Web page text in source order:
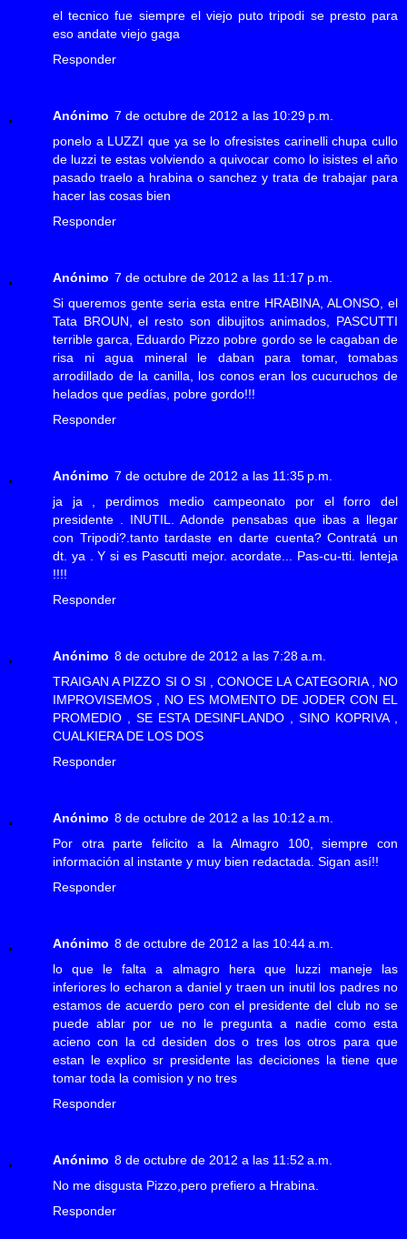
el tecnico fue siempre el viejo puto tripodi se presto para
eso andate viejo gaga
Responder
Anónimo 7 de octubre de 2012 a las 10:29 p.m.
ponelo a LUZZI que ya se lo ofresistes carinelli chupa cullo
de luzzi te estas volviendo a quivocar como lo isistes el año
pasado traelo a hrabina o sanchez y trata de trabajar para
hacer las cosas bien
Responder
Anónimo 7 de octubre de 2012 a las 11:17 p.m.
Si queremos gente seria esta entre HRABINA, ALONSO, el
Tata BROUN, el resto son dibujitos animados, PASCUTTI
terrible garca, Eduardo Pizzo pobre gordo se le cagaban de
risa ni agua mineral le daban para tomar, tomabas
arrodillado de la canilla, los conos eran los cucuruchos de
helados que pedías, pobre gordo!!!
Responder
Anónimo 7 de octubre de 2012 a las 11:35 p.m.
ja ja , perdimos medio campeonato por el forro del
presidente . INUTIL. Adonde pensabas que ibas a llegar
con Tripodi?.tanto tardaste en darte cuenta? Contratá un
dt. ya . Y si es Pascutti mejor. acordate... Pas-cu-tti. lenteja
!!!!
Responder
Anónimo 8 de octubre de 2012 a las 7:28 a.m.
TRAIGAN A PIZZO SI O SI , CONOCE LA CATEGORIA , NO
IMPROVISEMOS , NO ES MOMENTO DE JODER CON EL
PROMEDIO , SE ESTA DESINFLANDO , SINO KOPRIVA ,
CUALKIERA DE LOS DOS
Responder
Anónimo 8 de octubre de 2012 a las 10:12 a.m.
Por otra parte felicito a la Almagro 100, siempre con
información al instante y muy bien redactada. Sigan así!!
Responder
Anónimo 8 de octubre de 2012 a las 10:44 a.m.
lo que le falta a almagro hera que luzzi maneje las
inferiores lo echaron a daniel y traen un inutil los padres no
estamos de acuerdo pero con el presidente del club no se
puede ablar por ue no le pregunta a nadie como esta
acieno con la cd desiden dos o tres los otros para que
estan le explico sr presidente las deciciones la tiene que
tomar toda la comision y no tres
Responder
Anónimo 8 de octubre de 2012 a las 11:52 a.m.
No me disgusta Pizzo,pero prefiero a Hrabina.
Responder